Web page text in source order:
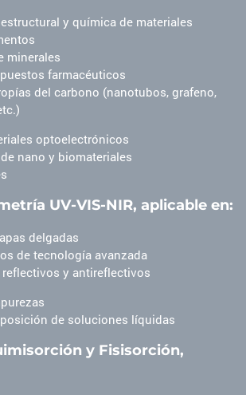
y química de materiales
minerales
farmacéuticos
del carbono (nanotubos, grafeno,
optoelectrónicos
nano y biomateriales
UV-VIS-NIR, aplicable en:
delgadas
de tecnología avanzada
y antireflectivos
de soluciones líquidas
y Fisisorción,